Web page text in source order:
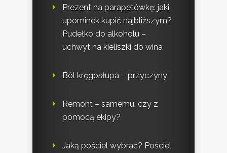
Prezent na parapetówkę: jaki
upominek kupić najbliższym?
Pudełko do alkoholu –
uchwyt na kieliszki do wina
Ból kręgosłupa – przyczyny
Remont – samemu, czy z
pomocą ekipy?
Jaką pościel wybrać? Pościel